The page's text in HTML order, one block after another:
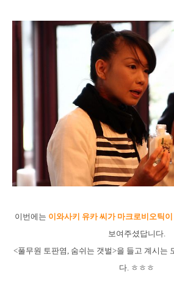
이번에는 이와사키 유카 씨가 마크로비오틱
보여주셨답니다.
<풀무원 토판염, 숨쉬는 갯벌>을 들고 계시는
다. ㅎㅎㅎ